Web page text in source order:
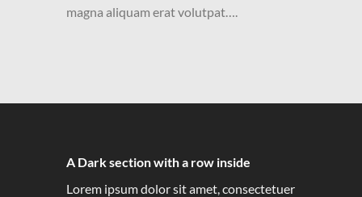
magna aliquam erat volutpat….
A Dark section with a row inside
Lorem ipsum dolor sit amet, consectetuer